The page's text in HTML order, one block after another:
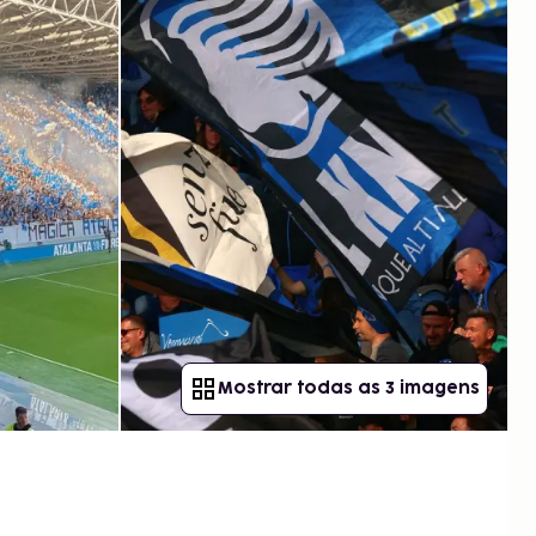
Mostrar todas as 3 imagens